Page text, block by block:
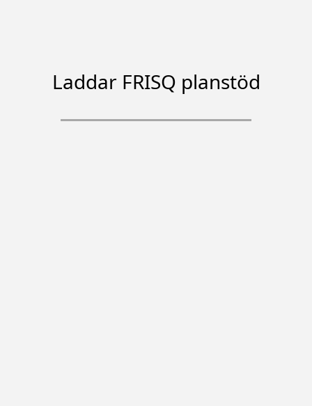
Laddar FRISQ planstöd